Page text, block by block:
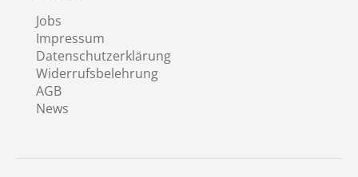
Jobs
Impressum
Datenschutzerklärung
Widerrufsbelehrung
AGB
News